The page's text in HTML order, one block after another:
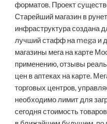
форматов. Проект
Старейший магазин в
инфраструктура создана
лучший стафф на mega и
магазины мега на карте
применению, отзывы
цен в аптеках на карте.
торговых центров,
необходимо лимит для
сегодня стоимость